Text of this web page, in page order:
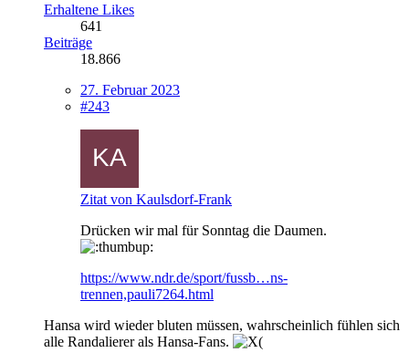
Erhaltene Likes
641
Beiträge
18.866
27. Februar 2023
#243
Zitat von Kaulsdorf-Frank
Drücken wir mal für Sonntag die Daumen.
https://www.ndr.de/sport/fussb…ns-
trennen,pauli7264.html
Hansa wird wieder bluten müssen, wahrscheinlich fühlen sich
alle Randalierer als Hansa-Fans.